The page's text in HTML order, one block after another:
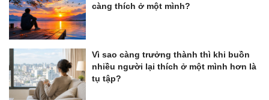
càng thích ở một mình?
Vì sao càng trưởng thành thì khi buồn
nhiều người lại thích ở một mình hơn là
tụ tập?